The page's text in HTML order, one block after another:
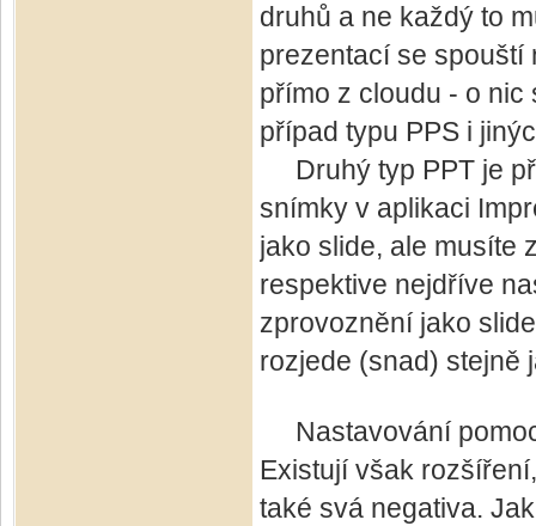
druhů a ne každý to
prezentací se spouští
přímo z cloudu - o nic
případ typu PPS i
Druhý typ PPT je
snímky v aplikaci
jako slide, ale musíte
respektive nejdříve
zprovoznění jako
rozjede (snad) stejně
Nastavování
Existují však
také svá negativa.